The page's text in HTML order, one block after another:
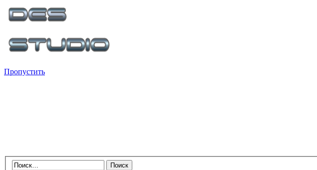
Пропустить